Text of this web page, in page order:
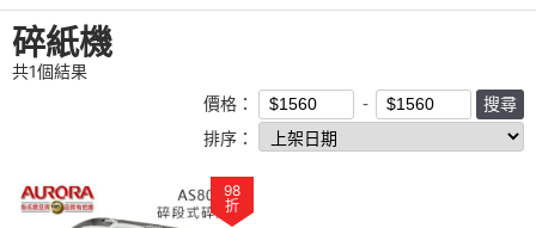
碎紙機
共1個結果
價格：
排序：
98
折